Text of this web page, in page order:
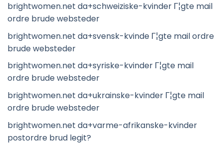
brightwomen.net da+schweiziske-kvinder Г¦gte mail
ordre brude websteder
brightwomen.net da+svensk-kvinde Г¦gte mail ordre
brude websteder
brightwomen.net da+syriske-kvinder Г¦gte mail
ordre brude websteder
brightwomen.net da+ukrainske-kvinder Г¦gte mail
ordre brude websteder
brightwomen.net da+varme-afrikanske-kvinder
postordre brud legit?